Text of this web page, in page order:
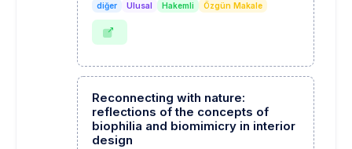
diğer Ulusal Hakemli Özgün Makale
Reconnecting with nature:
reflections of the concepts of
biophilia and biomimicry in interior
design